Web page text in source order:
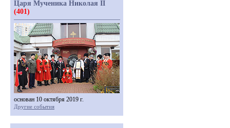
Царя Мученика Николая II
(401)
основан 10 октября 2019 г.
Другие события